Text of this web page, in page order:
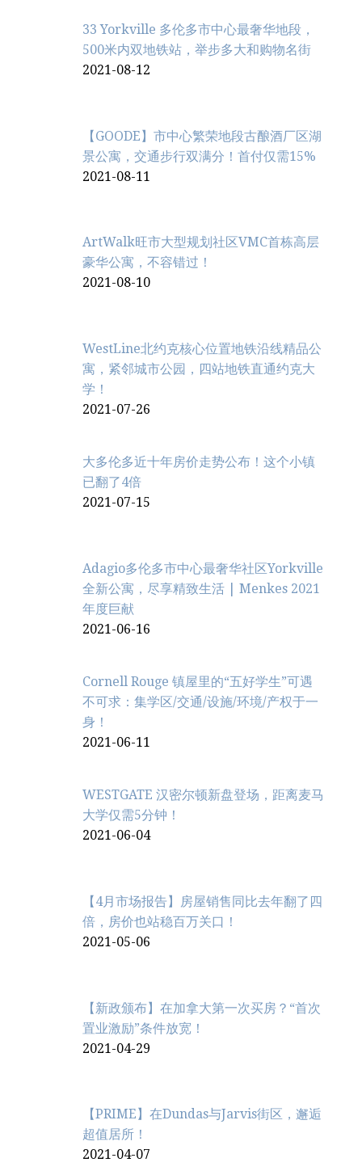
33 Yorkville 多伦多市中心最奢华地段，
500米内双地铁站，举步多大和购物名街
2021-08-12
【GOODE】市中心繁荣地段古酿酒厂区湖
景公寓，交通步行双满分！首付仅需15%
2021-08-11
ArtWalk旺市大型规划社区VMC首栋高层
豪华公寓，不容错过！
2021-08-10
WestLine北约克核心位置地铁沿线精品公
寓，紧邻城市公园，四站地铁直通约克大
学！
2021-07-26
大多伦多近十年房价走势公布！这个小镇
已翻了4倍
2021-07-15
Adagio多伦多市中心最奢华社区Yorkville
全新公寓，尽享精致生活 | Menkes 2021
年度巨献
2021-06-16
Cornell Rouge 镇屋里的“五好学生”可遇
不可求：集学区/交通/设施/环境/产权于一
身！
2021-06-11
WESTGATE 汉密尔顿新盘登场，距离麦马
大学仅需5分钟！
2021-06-04
【4月市场报告】房屋销售同比去年翻了四
倍，房价也站稳百万关口！
2021-05-06
【新政颁布】在加拿大第一次买房？“首次
置业激励”条件放宽！
2021-04-29
【PRIME】在Dundas与Jarvis街区，邂逅
超值居所！
2021-04-07